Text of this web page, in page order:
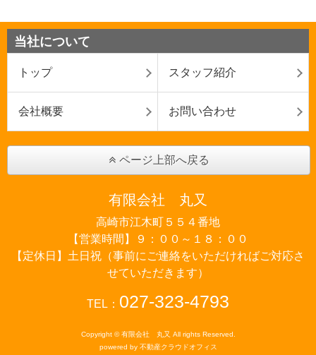
当社について
トップ スタッフ紹介
会社概要 お問い合わせ
ページ上部へ戻る
有限会社 丸又
高崎市江木町５５４番地
【営業時間】９：００～１８：００
【定休日】土日祝（事前にご連絡をいただければご対応さ
せていただきます）
TEL： 027-323-4793
Copyright © 有限会社 丸又 All rights Reserved.
powered by 不動産クラウドオフィス